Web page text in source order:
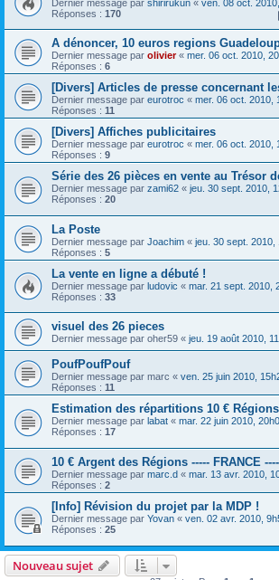
Dernier message par shirirukun « ven. 08 oct.
Réponses : 170
A dénoncer, 10 euros regions
Dernier message par olivier« mer. 06 oct. 2010,
Réponses : 6
[Divers] Articles de presse concernant
Dernier message par eurotroc « mer. 06 oct. 2010,
Réponses : 11
[Divers] Affiches publicitaires
Dernier message par eurotroc « mer. 06 oct. 2010,
Réponses : 9
Série des 26 pièces en vente au Trésor
Dernier message par zami62 « jeu. 30 sept. 2010,
Réponses : 20
La Poste
Dernier message par Joachim « jeu. 30 sept. 2010,
Réponses : 5
La vente en ligne a débuté !
Dernier message par ludovic « mar. 21 sept. 2010,
Réponses : 33
visuel des 26 pieces
Dernier message par oher59 « jeu. 19 août 2010,
PoufPoufPouf
Dernier message par marc « ven. 25 juin 2010,
Réponses : 11
Estimation des répartitions 10 € Régions
Dernier message par labat « mar. 22 juin 2010,
Réponses : 17
10 € Argent des Régions ----- FRANCE
Dernier message par marc.d « mar. 13 avr. 2010,
Réponses : 2
[Info] Révision du projet par la MDP !
Dernier message par Yovan « ven. 02 avr. 2010,
Réponses : 25
Nouveau sujet